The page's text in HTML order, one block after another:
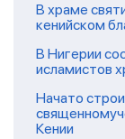
В храме
кенийском
В Нигерии
исламистов
Начато
Кении